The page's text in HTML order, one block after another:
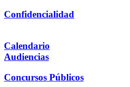
Confidencialidad
Calendario
Audiencias
Concursos Públicos